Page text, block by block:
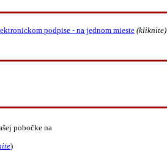
podpise - na jednom mieste (kliknite)
pobočke na
)